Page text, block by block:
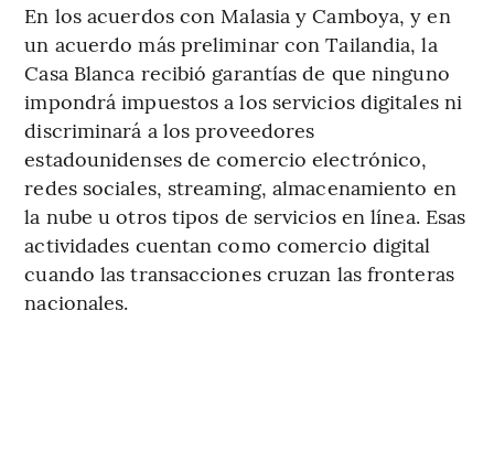
En los acuerdos con Malasia y Camboya, y en
un acuerdo más preliminar con Tailandia, la
Casa Blanca recibió garantías de que ninguno
impondrá impuestos a los servicios digitales ni
discriminará a los proveedores
estadounidenses de comercio electrónico,
redes sociales, streaming, almacenamiento en
la nube u otros tipos de servicios en línea. Esas
actividades cuentan como comercio digital
cuando las transacciones cruzan las fronteras
nacionales.